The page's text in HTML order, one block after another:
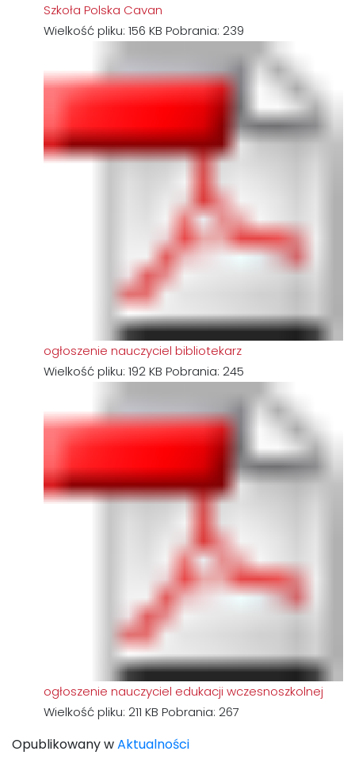
Szkoła Polska Cavan
Wielkość pliku: 156 KB Pobrania: 239
ogłoszenie nauczyciel bibliotekarz
Wielkość pliku: 192 KB Pobrania: 245
ogłoszenie nauczyciel edukacji wczesnoszkolnej
Wielkość pliku: 211 KB Pobrania: 267
Opublikowany wAktualności